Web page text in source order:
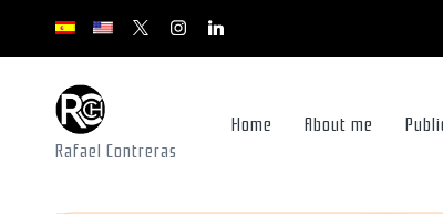
Skip
youtube.com
youtube.comx.com/rafacontrerasch
instagram.com
youtube.com
Rafael Contreras
Home About me